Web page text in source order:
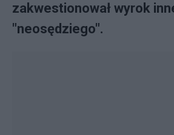
zakwestionował wyrok
"neosędziego".